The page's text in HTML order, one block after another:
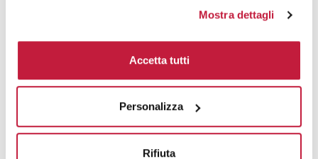
Mostra dettagli
Accetta tutti
Personalizza
Rifiuta
Domande e risposte
Prodotti alternativi